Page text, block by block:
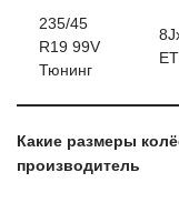
235/45
R19 99V
Тюнинг
Какие размеры
производитель